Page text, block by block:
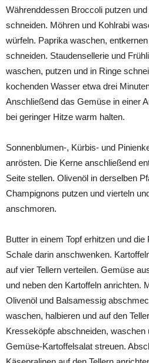
Währenddessen Broccoli putzen
schneiden. Möhren und Kohlrabi
würfeln. Paprika waschen,
schneiden. Staudensellerie und
waschen, putzen und in Ringe
kochenden Wasser etwa drei
Anschließend das Gemüse in einer
bei geringer Hitze warm halten.
Sonnenblumen-, Kürbis- und
anrösten. Die Kerne anschließend
Seite stellen. Olivenöl in derselben
Champignons putzen und vierteln
anschmoren.
Butter in einem Topf erhitzen und die
Schale darin anschwenken.
auf vier Tellern verteilen. Gemüse
und neben den Kartoffeln anrichten.
Olivenöl und Balsamessig
waschen, halbieren und auf den
Kresseköpfe abschneiden, waschen
Gemüse-Kartoffelsalat streuen.